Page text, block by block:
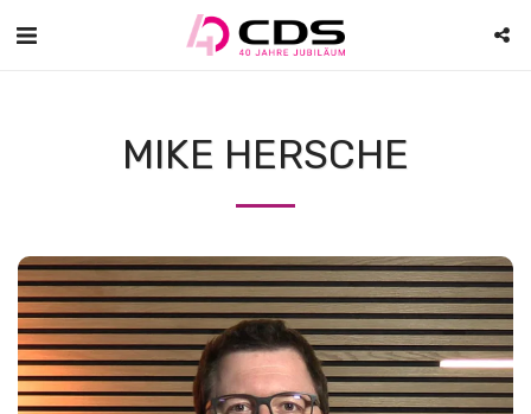
MIKE HERSCHE